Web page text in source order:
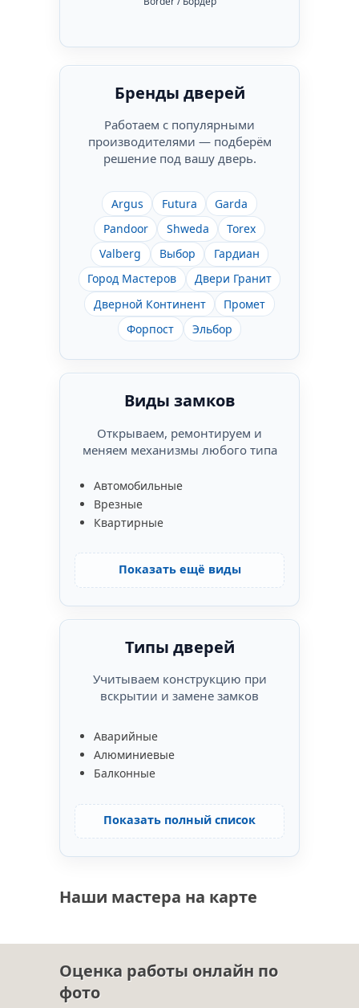
Бренды дверей
Работаем с популярными
производителями — подберём
решение под вашу дверь.
Argus Futura
Garda
Pandoor
Shweda
Torex
Valberg
Выбор
Гардиан
Город Мастеров
Двери Гранит
Дверной Континент
Промет
Форпост
Эльбор
Виды замков
Открываем, ремонтируем и
меняем механизмы любого типа
Автомобильные
Врезные
Квартирные
Показать ещё виды
Типы дверей
Учитываем конструкцию при
вскрытии и замене замков
Аварийные
Алюминиевые
Балконные
Показать полный список
Наши мастера на карте
Оценка работы онлайн по
фото